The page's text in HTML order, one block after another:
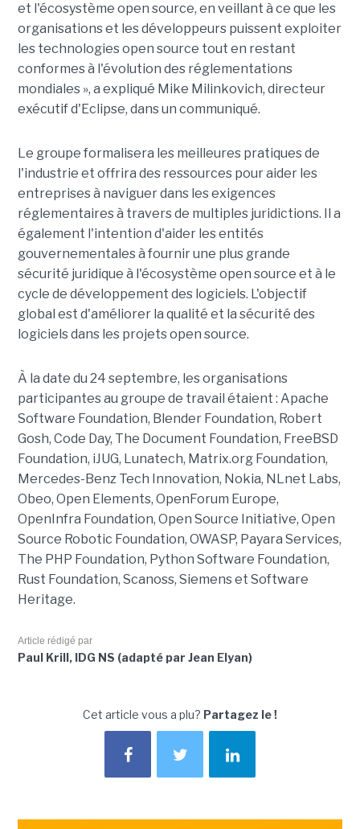
et l'écosystème open source, en veillant à ce que les
organisations et les développeurs puissent exploiter
les technologies open source tout en restant
conformes à l'évolution des réglementations
mondiales », a expliqué Mike Milinkovich, directeur
exécutif d'Eclipse, dans un communiqué.
Le groupe formalisera les meilleures pratiques de
l'industrie et offrira des ressources pour aider les
entreprises à naviguer dans les exigences
réglementaires à travers de multiples juridictions. Il a
également l'intention d'aider les entités
gouvernementales à fournir une plus grande
sécurité juridique à l'écosystème open source et à le
cycle de développement des logiciels. L'objectif
global est d'améliorer la qualité et la sécurité des
logiciels dans les projets open source.
À la date du 24 septembre, les organisations
participantes au groupe de travail étaient : Apache
Software Foundation, Blender Foundation, Robert
Gosh, Code Day, The Document Foundation, FreeBSD
Foundation, iJUG, Lunatech, Matrix.org Foundation,
Mercedes-Benz Tech Innovation, Nokia, NLnet Labs,
Obeo, Open Elements, OpenForum Europe,
OpenInfra Foundation, Open Source Initiative, Open
Source Robotic Foundation, OWASP, Payara Services,
The PHP Foundation, Python Software Foundation,
Rust Foundation, Scanoss, Siemens et Software
Heritage.
Article rédigé par
Paul Krill, IDG NS (adapté par Jean Elyan)
Cet article vous a plu? Partagez le !